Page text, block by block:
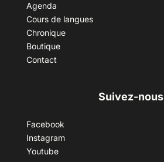
Agenda
Cours de langues
Chronique
Boutique
Contact
Suivez-nous
Facebook
Instagram
Youtube